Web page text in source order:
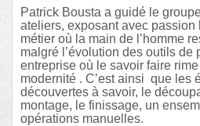
Patrick Bousta a guidé le
ateliers, exposant avec passion
métier où la main de l’homme
malgré l’évolution des outils de
entreprise où le savoir faire
modernité . C’est ainsi que les
découvertes à savoir, le
montage, le finissage, un
opérations manuelles.